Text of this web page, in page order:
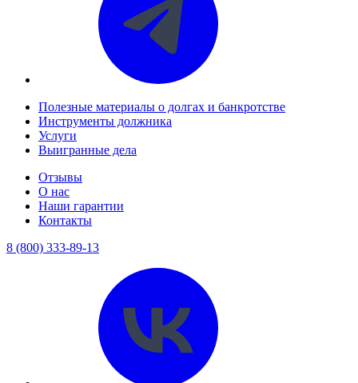
Полезные материалы о долгах и банкротстве
Инструменты должника
Услуги
Выигранные дела
Отзывы
О нас
Наши гарантии
Контакты
8 (800) 333-89-13